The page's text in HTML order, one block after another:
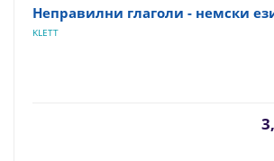
Неправилни глаголи - немски
KLETT